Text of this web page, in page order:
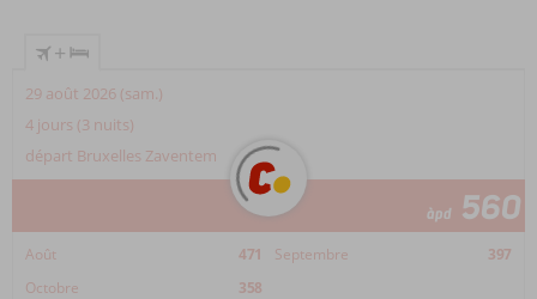
+
29 août 2026 (sam.)
4 jours (3 nuits)
départ Bruxelles Zaventem
àpd 560
Août 471 Septembre
397
Octobre
358